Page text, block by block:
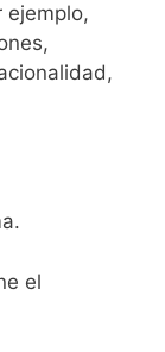
ejemplo,
el